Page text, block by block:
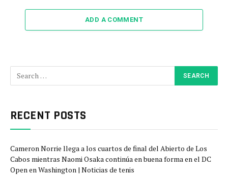
ADD A COMMENT
RECENT POSTS
Cameron Norrie llega a los cuartos de final del Abierto de Los
Cabos mientras Naomi Osaka continúa en buena forma en el DC
Open en Washington | Noticias de tenis